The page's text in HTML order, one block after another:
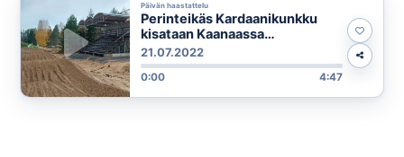
Päivän haastattelu
Perinteikäs Kardaanikunkku
kisataan Kaanaassa
viikonloppuna
21.07.2022
0:00 4:47